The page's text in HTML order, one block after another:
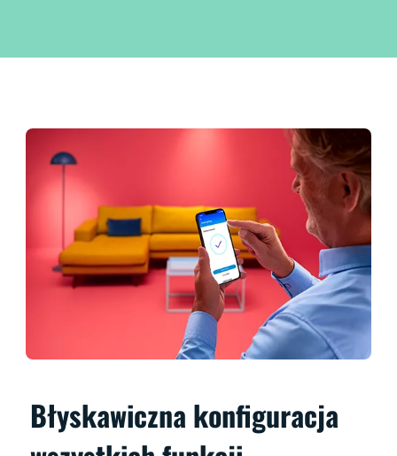
Błyskawiczna konfiguracja